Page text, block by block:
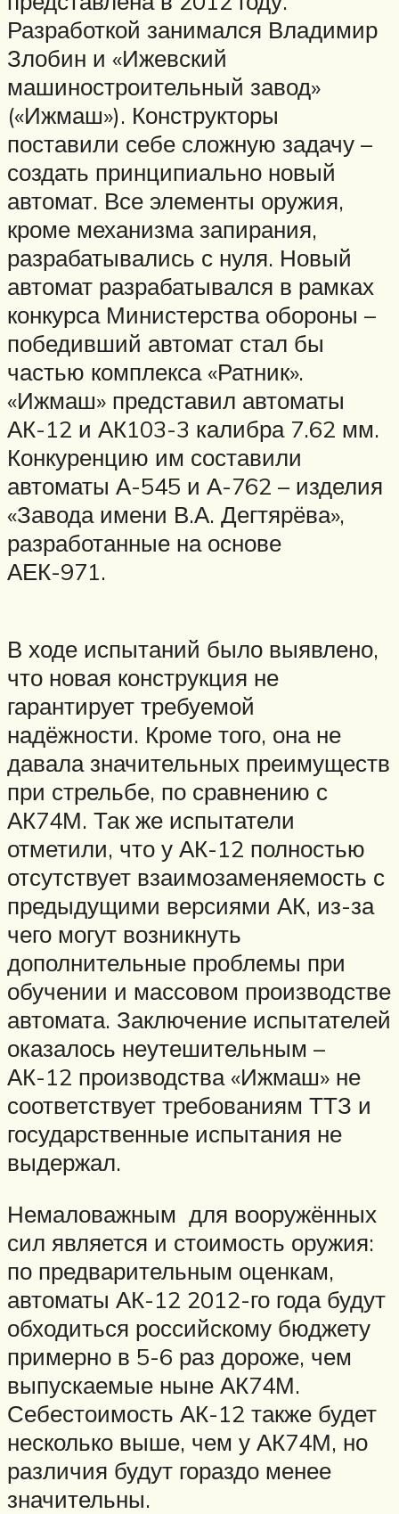
Разработкой занимался Владимир
Злобин и «Ижевский
машиностроительный завод»
(«Ижмаш»). Конструкторы
поставили себе сложную задачу –
создать принципиально новый
автомат. Все элементы оружия,
кроме механизма запирания,
разрабатывались с нуля. Новый
автомат разрабатывался в рамках
конкурса Министерства обороны –
победивший автомат стал бы
частью комплекса «Ратник».
«Ижмаш» представил автоматы
АК-12 и АК103-3 калибра 7.62 мм.
Конкуренцию им составили
автоматы А-545 и А-762 – изделия
«Завода имени В.А. Дегтярёва»,
разработанные на основе
АЕК-971.
В ходе испытаний было выявлено,
что новая конструкция не
гарантирует требуемой
надёжности. Кроме того, она не
давала значительных преимуществ
при стрельбе, по сравнению с
АК74М. Так же испытатели
отметили, что у АК-12 полностью
отсутствует взаимозаменяемость с
предыдущими версиями АК, из-за
чего могут возникнуть
дополнительные проблемы при
обучении и массовом производстве
автомата. Заключение испытателей
оказалось неутешительным –
АК-12 производства «Ижмаш» не
соответствует требованиям ТТЗ и
государственные испытания не
выдержал.
Немаловажным для вооружённых
сил является и стоимость оружия:
по предварительным оценкам,
автоматы АК-12 2012-го года будут
обходиться российскому бюджету
примерно в 5-6 раз дороже, чем
выпускаемые ныне АК74М.
Себестоимость АК-12 также будет
несколько выше, чем у АК74М, но
различия будут гораздо менее
значительны.